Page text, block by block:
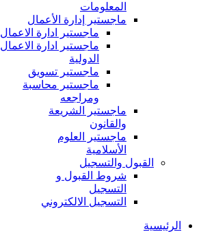
المعلومات
ماجستير إدارة الأعمال
ماجستير ادارة الاعمال
ماجستير ادارة الاعمال
الدولية
ماجستير تسويق
ماجستير محاسبة
ومراجعه
ماجستير الشريعة
والقانون
ماجستير العلوم
الأسلامية
القبول والتسجيل
شروط القبول و
التسجيل
التسجيل الالكتروني
الرئيسية